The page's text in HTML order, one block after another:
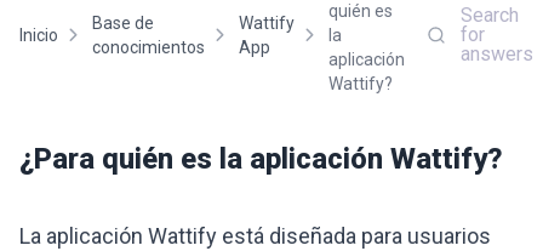
Inicio
Base de
conocimientos
Wattify
App
quién es
la
aplicación
Wattify?
Search
for
answers
¿Para quién es la aplicación Wattify?
La aplicación Wattify está diseñada para usuarios